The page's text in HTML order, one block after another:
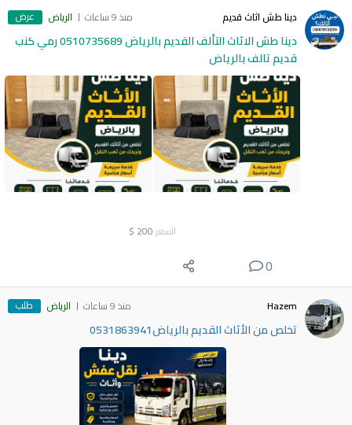
دينا طش اثاث قديم منذ 9 ساعات الرياض عرض
دينا طش الاثاث التألف القديم بالرياض 0510735689 رمي كنب
قديم تالف بالرياض
السعر 200
$
0
Hazem منذ 9 ساعات الرياض طلب
تخلص من الأثاث القديم بالرياض0531863941